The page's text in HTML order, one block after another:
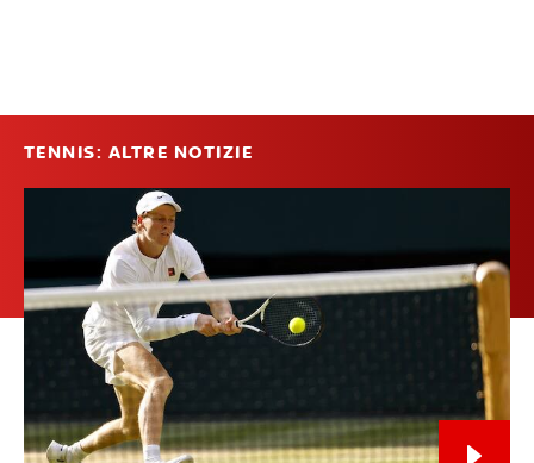
TENNIS: ALTRE NOTIZIE